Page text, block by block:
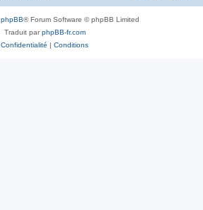
phpBB® Forum Software © phpBB Limited
Traduit parphpBB-fr.com
Confidentialité | Conditions